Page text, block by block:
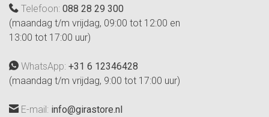
Telefoon: 088 28 29 300
(maandag t/m vrijdag, 09:00 tot 12:00 en
13:00 tot 17:00 uur)
WhatsApp: +31 6 12346428
(maandag t/m vrijdag, 9:00 tot 17:00 uur)
E-mail: info@girastore.nl